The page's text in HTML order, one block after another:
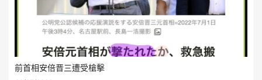
前首相安倍晋三遭受槍擊